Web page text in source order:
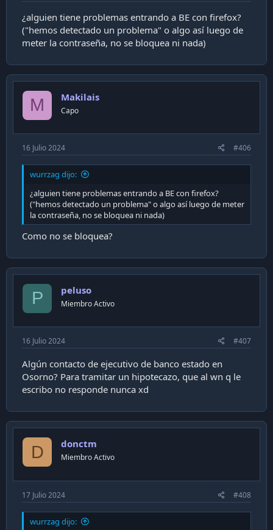
¿alguien tiene problemas entrando a BE con firefox?
("hemos detectado un problema" o algo así luego de
meter la contraseña, no se bloquea ni nada)
M Makilais
Capo
16 Julio 2024 #406
wurrzag dijo:
¿alguien tiene problemas entrando a BE con firefox?
("hemos detectado un problema" o algo así luego de meter
la contraseña, no se bloquea ni nada)
Como no se bloquea?
P peluso
Miembro Activo
16 Julio 2024 #407
Algún contacto de ejecutivo de banco estado en
Osorno? Para tramitar un hipotecazo, que al wn q le
escribo no responde nunca xd
D donctm
Miembro Activo
17 Julio 2024 #408
wurrzag dijo: